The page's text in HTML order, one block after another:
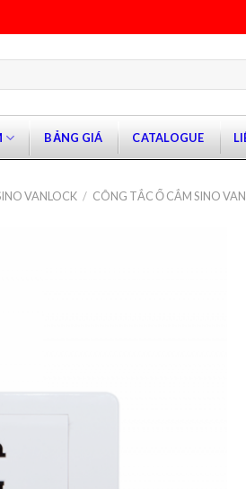
BẢNG GIÁ CATALOGUE
VANLOCK / CÔNG TẮC Ổ CẮM SINO